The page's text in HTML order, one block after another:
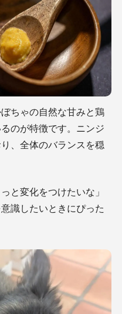
ぼちゃの自然な甘みと鶏
のが特徴です。ニンジ
、全体のバランスを穏
と変化をつけたいな」
識したいときにぴった